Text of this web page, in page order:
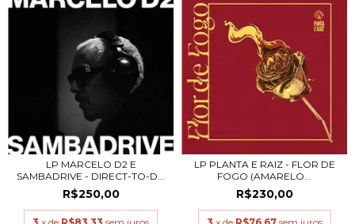
LP MARCELO D2 E
SAMBADRIVE - DIRECT-TO-D...
R$250,00
LP PLANTA E RAIZ - FLOR DE
FOGO (AMARELO...
R$230,00